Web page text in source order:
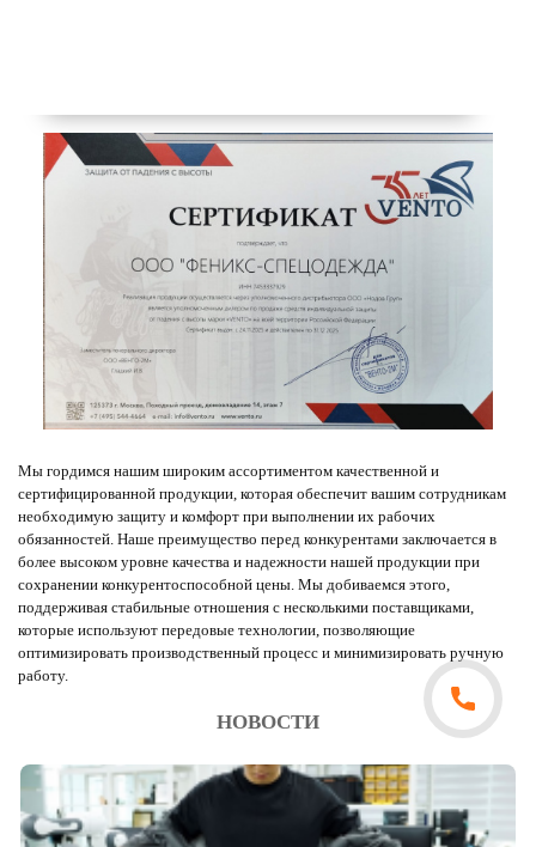
Мы гордимся нашим широким ассортиментом качественной и
сертифицированной продукции, которая обеспечит вашим сотрудникам
необходимую защиту и комфорт при выполнении их рабочих
обязанностей. Наше преимущество перед конкурентами заключается в
более высоком уровне качества и надежности нашей продукции при
сохранении конкурентоспособной цены. Мы добиваемся этого,
поддерживая стабильные отношения с несколькими поставщиками,
которые используют передовые технологии, позволяющие
оптимизировать производственный процесс и минимизировать ручную
работу.
НОВОСТИ